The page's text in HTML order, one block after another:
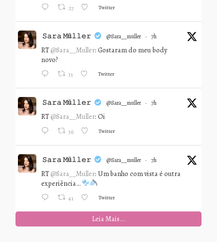
27 Twitter
𝚂𝚊𝚛𝚊 𝙼ü𝚕𝚕𝚎𝚛 @sara__muller · 7h
RT @Sara__Muller: Gostaram do meu body
novo?
31 Twitter
𝚂𝚊𝚛𝚊 𝙼ü𝚕𝚕𝚎𝚛 @sara__muller · 7h
RT @Sara__Muller: Oi
36 Twitter
𝚂𝚊𝚛𝚊 𝙼ü𝚕𝚕𝚎𝚛 @sara__muller · 7h
RT @Sara__Muller: Um banho com vista é outra
experiência…
41 Twitter
Leia Mais...